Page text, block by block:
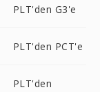
PLT'den G3'e
PLT'den PCT'e
PLT'den